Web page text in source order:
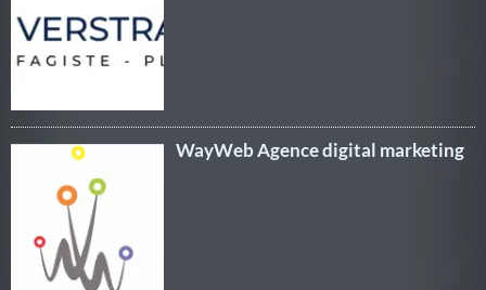
WayWeb Agence digital marketing